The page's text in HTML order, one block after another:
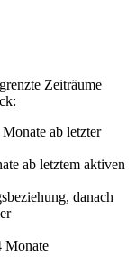
Zeiträume
ab letzter
ab letztem aktiven
danach
Monate